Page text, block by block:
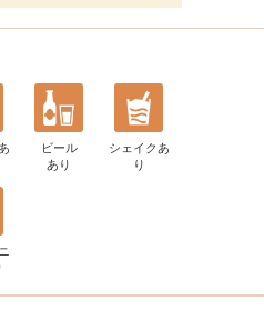
あ
ビール
あり
シェイク あ
り